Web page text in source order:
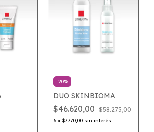
-20%
DUO SKINBIOMA
$46.620,00 $58.275,00
6 x $7.770,00 sin interés